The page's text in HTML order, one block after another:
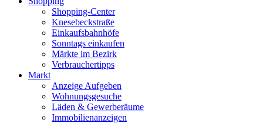
Shopping-Center
Knesebeckstraße
Einkaufsbahnhöfe
Sonntags einkaufen
Märkte im Bezirk
Verbrauchertipps
Markt
Anzeige Aufgeben
Wohnungsgesuche
Läden & Gewerberäume
Immobilienanzeigen